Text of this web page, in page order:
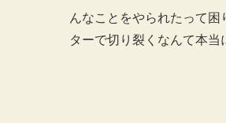
んなことをやられたって
ターで切り裂くなんて本当